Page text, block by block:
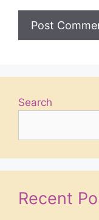
Search
Recent